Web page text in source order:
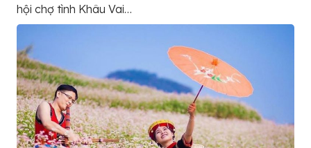
hội chợ tình Khâu Vai…